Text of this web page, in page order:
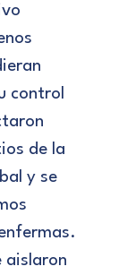
control
de la
y se
aislaron